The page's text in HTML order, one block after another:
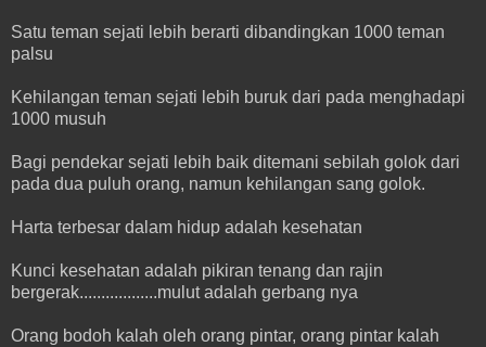
Satu teman sejati lebih berarti dibandingkan 1000 teman
palsu
Kehilangan teman sejati lebih buruk dari pada menghadapi
1000 musuh
Bagi pendekar sejati lebih baik ditemani sebilah golok dari
pada dua puluh orang, namun kehilangan sang golok.
Harta terbesar dalam hidup adalah kesehatan
Kunci kesehatan adalah pikiran tenang dan rajin
bergerak..................mulut adalah gerbang nya
Orang bodoh kalah oleh orang pintar, orang pintar kalah